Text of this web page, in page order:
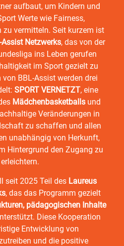
aufbaut, um Kindern und
Werte wie Fairness,
vermitteln. Seit kurzem ist
Assist Netzwerks, das von der
ins Leben gerufen
im Sport gezielt zu
BBL-Assist werden drei
SPORT VERNETZT, eine
Mädchenbasketballsund
Veränderungen in
zu schaffen und allen
unabhängig von Herkunft,
Hintergrund den Zugang zu
seit 2025 Teil des Laureus
, das das Programm gezielt
pädagogischen Inhalte
Diese Kooperation
Entwicklung von
und die positive